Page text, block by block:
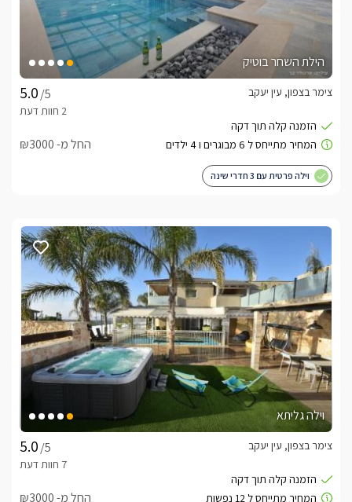
הילת השחר בוטיק
/5
צימר בצפון, עין יעקב
החל מ- ₪3000
וילה פרטית עם 3 חדרי שינה
וילה גליתא
/5
צימר בצפון, עין יעקב
החל מ- ₪3000